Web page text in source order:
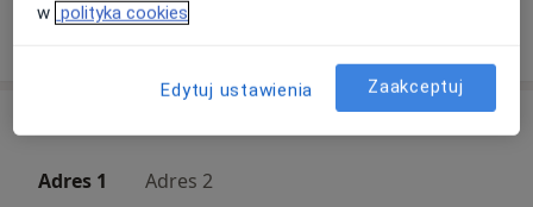
Adres 1 Adres 2
w polityka cookies
Edytuj ustawienia Zaakceptuj